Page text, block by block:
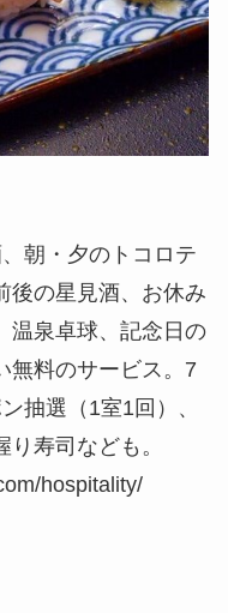
朝・夕のトコロテ
後の星見酒、お休み
温泉卓球、記念日の
無料のサービス。7
抽選（1室1回）、
寿司なども。
hospitality/